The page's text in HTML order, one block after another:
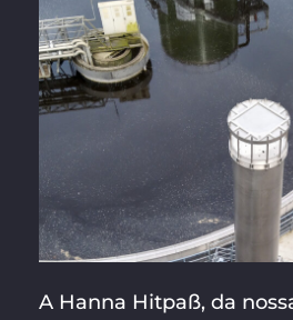
A Hanna Hitpaß, da